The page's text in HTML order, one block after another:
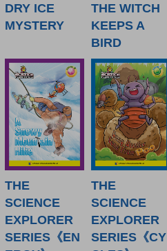
DRY ICE
MYSTERY
THE WITCH
KEEPS A
BIRD
THE
SCIENCE
EXPLORER
SERIES《EN
THE
SCIENCE
EXPLORER
SERIES《CY